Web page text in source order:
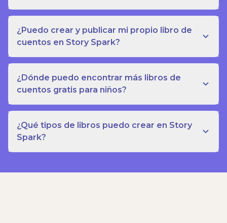
¿Puedo crear y publicar mi propio libro de
cuentos en Story Spark?
¿Dónde puedo encontrar más libros de
cuentos gratis para niños?
¿Qué tipos de libros puedo crear en Story
Spark?